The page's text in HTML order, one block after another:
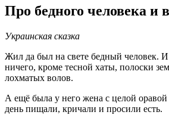
Про бедного человека и
Украинская сказка
Жил да был на свете бедный человек.
ничего, кроме тесной хаты, полоски
лохматых волов.
А ещё была у него жена с целой оравой
день пищали, кричали и просили есть.